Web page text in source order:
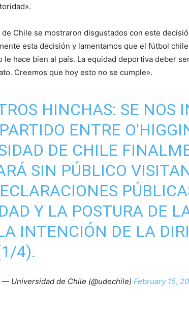
Chile se mostraron disgustados con este
esta decisión y lamentamos que el fútbol
le hace bien al país. La equidad deportiva deber
Creemos que hoy esto no se cumple».
HINCHAS: SE NOS
ENTRE
DE CHILE
SIN PÚBLICO
Y LA POSTURA DE
INTENCIÓN DE LA
4).
— Universidad de Chile (@udechile) February 15,